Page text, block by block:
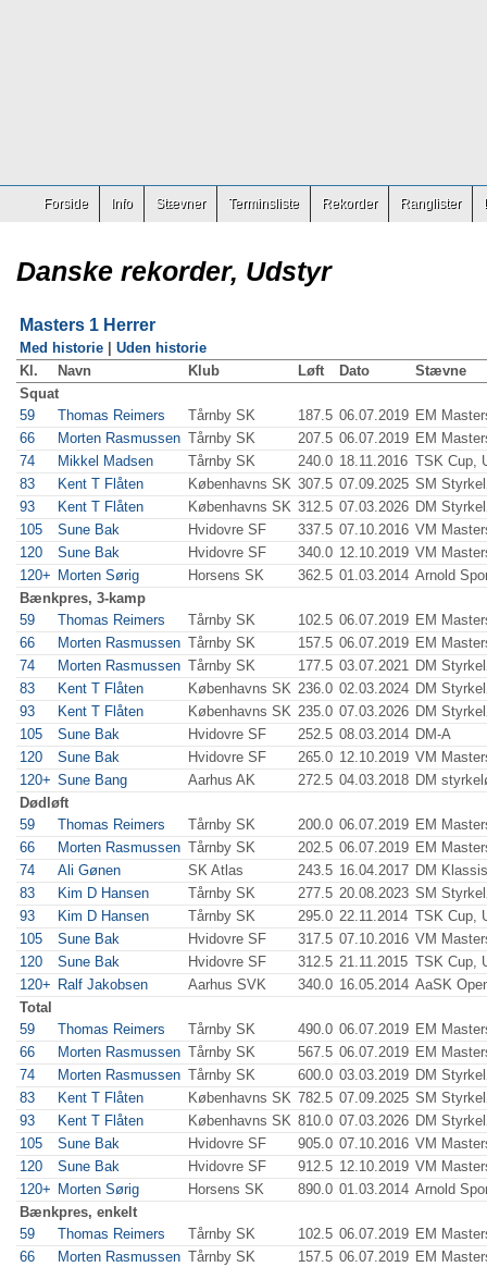
Forside Info Stævner Terminsliste Rekorder Ranglister
Danske rekorder, Udstyr
Masters 1 Herrer
Med historie
Uden historie
Kl.
Navn Klub Løft Dato
Stævne
Squat
59
Thomas Reimers Tårnby SK 187.5 06.07.2019 EM
66
Morten Rasmussen Tårnby SK 207.5 06.07.2019 EM
74
Mikkel Madsen Tårnby SK 240.0 18.11.2016 TSK Cup,
83
Kent T Flåten Københavns SK 307.5 07.09.2025 SM
93
Kent T Flåten Københavns SK 312.5 07.03.2026 DM
105
Sune Bak Hvidovre SF 337.5 07.10.2016 VM
120
Sune Bak Hvidovre SF 340.0 12.10.2019 VM
120+ Morten Sørig Horsens SK 362.5 01.03.2014 Arnold
Bænkpres, 3-kamp
59
Thomas Reimers Tårnby SK 102.5 06.07.2019 EM
66
Morten Rasmussen Tårnby SK 157.5 06.07.2019 EM
74
Morten Rasmussen Tårnby SK 177.5 03.07.2021 DM
83
Kent T Flåten Københavns SK 236.0 02.03.2024 DM
93
Kent T Flåten Københavns SK 235.0 07.03.2026 DM
105
Sune Bak Hvidovre SF 252.5 08.03.2014 DM-A
120
Sune Bak Hvidovre SF 265.0 12.10.2019 VM
120+ Sune Bang Aarhus AK 272.5 04.03.2018 DM
Dødløft
59
Thomas Reimers Tårnby SK 200.0 06.07.2019 EM
66
Morten Rasmussen Tårnby SK 202.5 06.07.2019 EM
74
Ali Gønen SK Atlas 243.5 16.04.2017 DM
83
Kim D Hansen Tårnby SK 277.5 20.08.2023 SM
93
Kim D Hansen Tårnby SK 295.0 22.11.2014 TSK Cup,
105
Sune Bak Hvidovre SF 317.5 07.10.2016 VM
120
Sune Bak Hvidovre SF 312.5 21.11.2015 TSK Cup,
120+ Ralf Jakobsen Aarhus SVK 340.0 16.05.2014 AaSK
Total
59
Thomas Reimers Tårnby SK 490.0 06.07.2019 EM
66
Morten Rasmussen Tårnby SK 567.5 06.07.2019 EM
74
Morten Rasmussen Tårnby SK 600.0 03.03.2019 DM
83
Kent T Flåten Københavns SK 782.5 07.09.2025 SM
93
Kent T Flåten Københavns SK 810.0 07.03.2026 DM
105
Sune Bak Hvidovre SF 905.0 07.10.2016 VM
120
Sune Bak Hvidovre SF 912.5 12.10.2019 VM
120+ Morten Sørig Horsens SK 890.0 01.03.2014 Arnold
Bænkpres, enkelt
59
Thomas Reimers Tårnby SK 102.5 06.07.2019 EM
66
Morten Rasmussen Tårnby SK 157.5 06.07.2019 EM